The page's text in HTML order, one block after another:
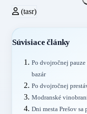
(tasr)
Súvisiace články
Po dvojročnej
bazár
Po dvojročnej
Modranské
Dni mesta Prešov